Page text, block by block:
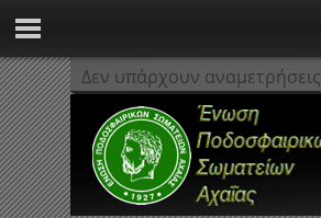
Δεν υπάρχουν αναμετρήσεις